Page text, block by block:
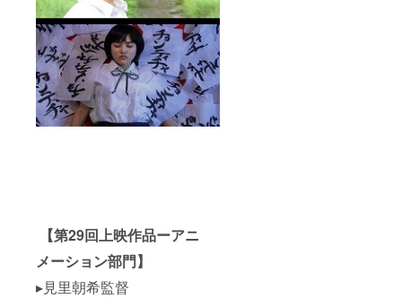
【第29回上映作品ーアニ
メーション部門】
▸見里朝希監督